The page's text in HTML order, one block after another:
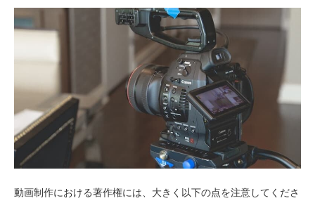
動画制作における著作権には、大きく以下の点を注意してくださ